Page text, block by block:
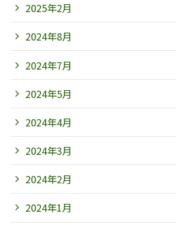
2025年2月
2024年8月
2024年7月
2024年5月
2024年4月
2024年3月
2024年2月
2024年1月